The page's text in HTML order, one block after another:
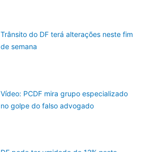
Trânsito do DF terá alterações neste fim
de semana
Vídeo: PCDF mira grupo especializado
no golpe do falso advogado